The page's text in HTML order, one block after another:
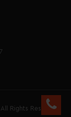
Rights Reserved